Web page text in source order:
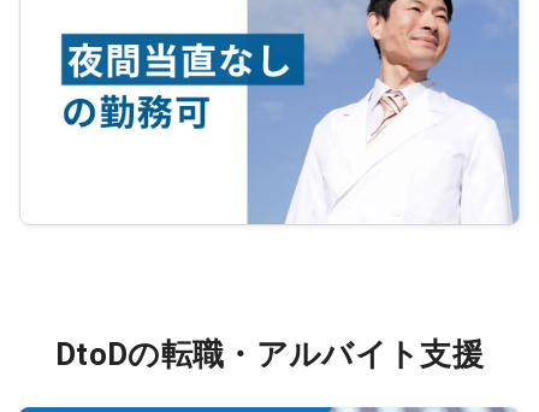
DtoDの転職・アルバイト支援